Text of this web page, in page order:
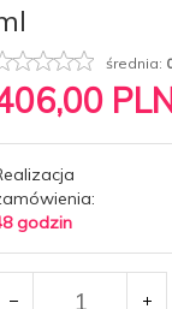
średnia:
00
godzin